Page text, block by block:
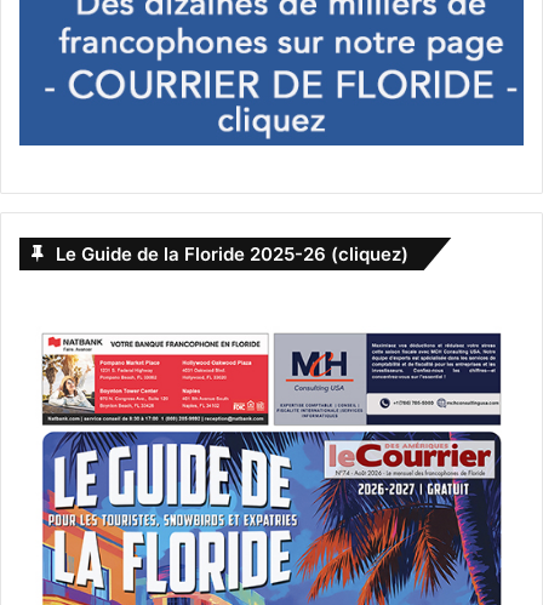
dramaturges du pays et interprétés par un ensemble
talentueux d’artistes du sud de la Floride!
ADRIENNE ARSHT
1300 Biscayne Blvd. – Miami, FL 33132
www.arshtcenter.org/tickets/2021-2022/summer-
Monsta X Tour
Les titans de la k-pop viennent à la FLA Livre Arena !
FLA Live Arena
1 PANTHER PKWY – SUNRISE, FL 33323
Le 3 juin :
Le Guide de la Floride 2025-26 (cliquez)